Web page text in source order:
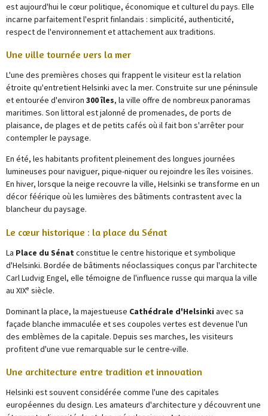
est aujourd'hui le cœur politique, économique et culturel du pays. Elle
incarne parfaitement l'esprit finlandais : simplicité, authenticité,
respect de l'environnement et attachement aux traditions.
Une ville tournée vers la mer
L'une des premières choses qui frappent le visiteur est la relation
étroite qu'entretient Helsinki avec la mer. Construite sur une péninsule
et entourée d'environ 300 îles, la ville offre de nombreux panoramas
maritimes. Son littoral est jalonné de promenades, de ports de
plaisance, de plages et de petits cafés où il fait bon s'arrêter pour
contempler le paysage.
En été, les habitants profitent pleinement des longues journées
lumineuses pour naviguer, pique-niquer ou rejoindre les îles voisines.
En hiver, lorsque la neige recouvre la ville, Helsinki se transforme en un
décor féérique où les lumières des bâtiments contrastent avec la
blancheur du paysage.
Le cœur historique : la place du Sénat
La Place du Sénat constitue le centre historique et symbolique
d'Helsinki. Bordée de bâtiments néoclassiques conçus par l'architecte
Carl Ludvig Engel, elle témoigne de l'influence russe qui marqua la ville
au XIXᵉ siècle.
Dominant la place, la majestueuse Cathédrale d'Helsinki avec sa
façade blanche immaculée et ses coupoles vertes est devenue l'un
des emblèmes de la capitale. Depuis ses marches, les visiteurs
profitent d'une vue remarquable sur le centre-ville.
Une architecture entre tradition et innovation
Helsinki est souvent considérée comme l'une des capitales
européennes du design. Les amateurs d'architecture y découvrent une